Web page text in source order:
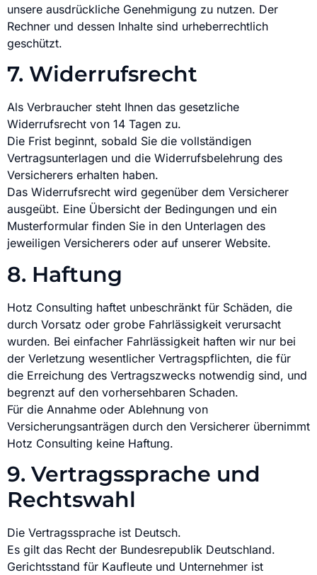
unsere ausdrückliche Genehmigung zu nutzen. Der
Rechner und dessen Inhalte sind urheberrechtlich
geschützt.
7. Widerrufsrecht
Als Verbraucher steht Ihnen das gesetzliche
Widerrufsrecht von 14 Tagen zu.
Die Frist beginnt, sobald Sie die vollständigen
Vertragsunterlagen und die Widerrufsbelehrung des
Versicherers erhalten haben.
Das Widerrufsrecht wird gegenüber dem Versicherer
ausgeübt. Eine Übersicht der Bedingungen und ein
Musterformular finden Sie in den Unterlagen des
jeweiligen Versicherers oder auf unserer Website.
8. Haftung
Hotz Consulting haftet unbeschränkt für Schäden, die
durch Vorsatz oder grobe Fahrlässigkeit verursacht
wurden. Bei einfacher Fahrlässigkeit haften wir nur bei
der Verletzung wesentlicher Vertragspflichten, die für
die Erreichung des Vertragszwecks notwendig sind, und
begrenzt auf den vorhersehbaren Schaden.
Für die Annahme oder Ablehnung von
Versicherungsanträgen durch den Versicherer übernimmt
Hotz Consulting keine Haftung.
9. Vertragssprache und
Rechtswahl
Die Vertragssprache ist Deutsch.
Es gilt das Recht der Bundesrepublik Deutschland.
Gerichtsstand für Kaufleute und Unternehmer ist